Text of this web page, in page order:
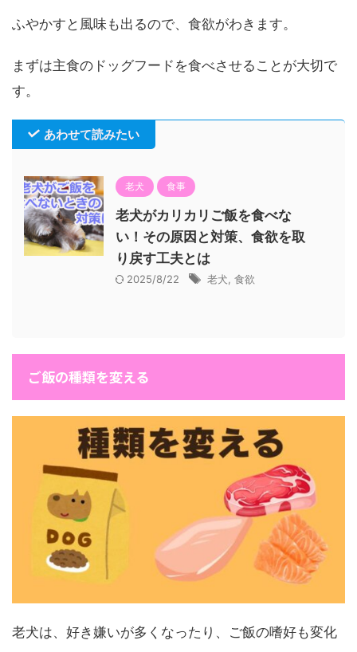
ふやかすと風味も出るので、食欲がわきます。
まずは主食のドッグフードを食べさせることが大切で
す。
あわせて読みたい
老犬 食事
老犬がカリカリご飯を食べな
い！その原因と対策、食欲を取
り戻す工夫とは
2025/8/22 老犬 食欲
ご飯の種類を変える
老犬は、好き嫌いが多くなったり、ご飯の嗜好も変化